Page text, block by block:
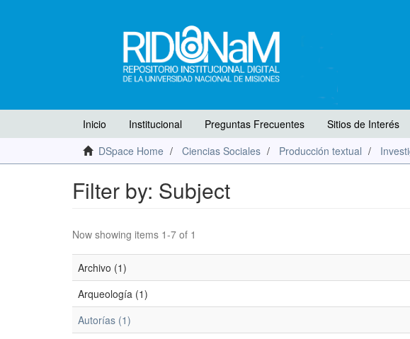
Inicio Institucional Preguntas Frecuentes
Sitios de Interés
DSpace Home
Ciencias Sociales Producción textual
Filter by: Subject
Now showing items 1-7 of 1
Archivo (1)
Arqueología (1)
Autorías (1)